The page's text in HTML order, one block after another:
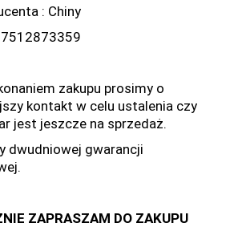
: Chiny
zakupu prosimy o
kontakt w celu ustalenia czy
jest jeszcze na sprzedaż.
dwudniowej gwarancji
ZAPRASZAM DO ZAKUPU